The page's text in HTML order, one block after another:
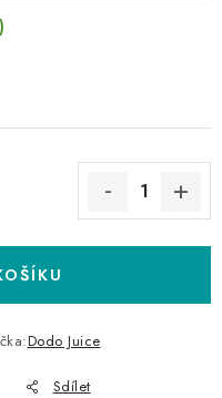
Dodo Juice
Sdílet